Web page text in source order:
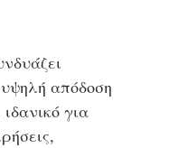
υψηλή απόδοση
για